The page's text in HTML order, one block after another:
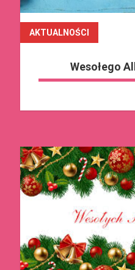
czytaj dalej
Wesołego
AKTUALNOŚCI